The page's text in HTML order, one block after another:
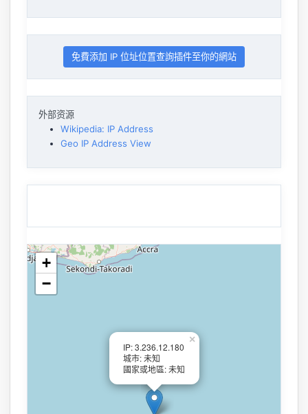
免費添加 IP 位址位置查詢插件至你的網站
外部资源
Wikipedia: IP Address
Geo IP Address View
IP: 3.236.12.180
城市: 未知
國家或地區: 未知
×
+
−